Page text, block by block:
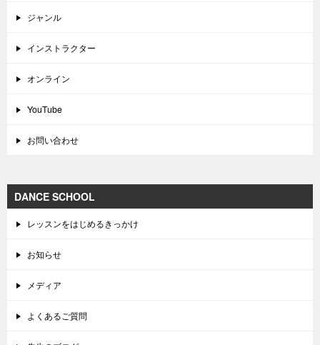
ジャンル
インストラクター
オンライン
YouTube
お問い合わせ
DANCE SCHOOL
レッスンをはじめるきっかけ
お知らせ
メディア
よくあるご質問